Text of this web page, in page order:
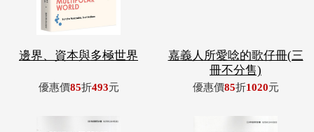
邊界、資本與多極世界
優惠價85折493元
嘉義人所愛唸的歌仔冊(三
冊不分售)
優惠價85折1020元